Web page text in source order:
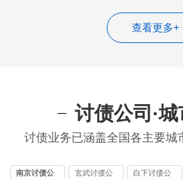
查看更多+
讨债公司·
讨债业务已涵盖全国各主要城
南京讨债公
玄武讨债公
白下讨债公